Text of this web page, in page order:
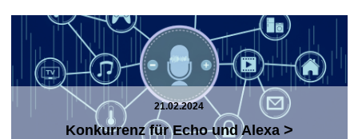
21.02.2024
Konkurrenz für Echo und Alexa >